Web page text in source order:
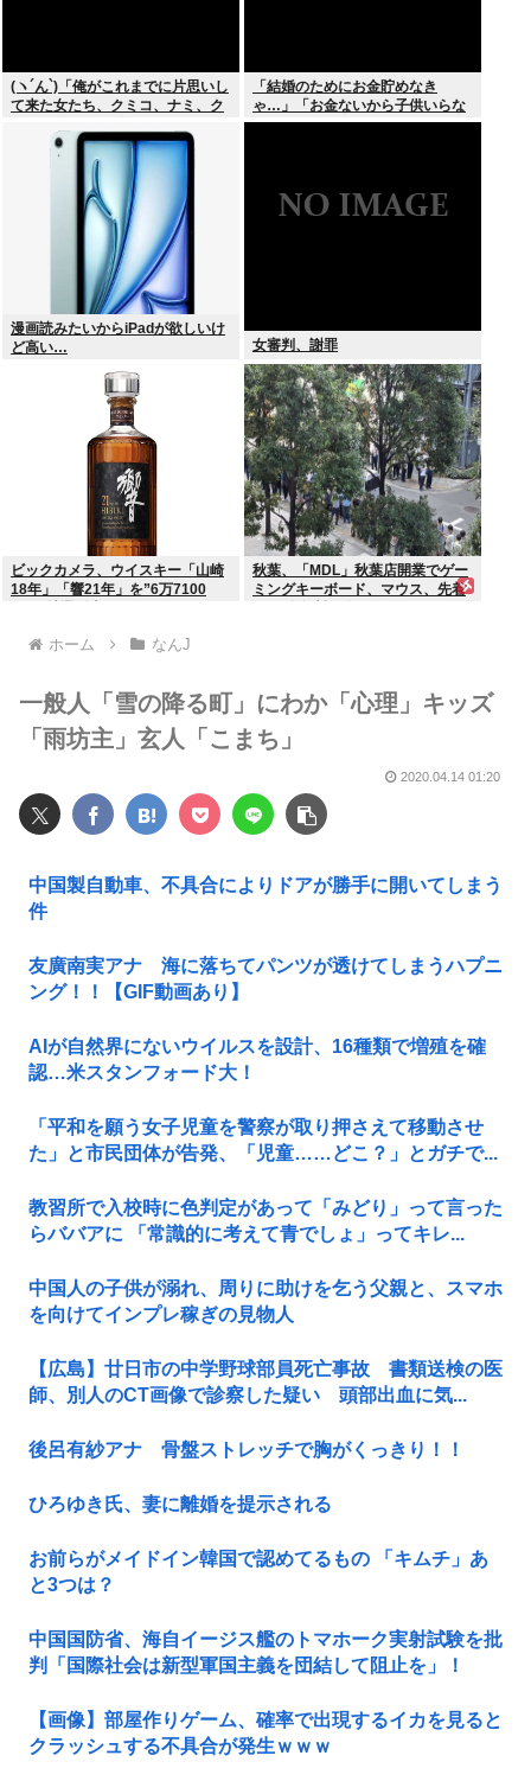
(ヽ´ん`)「俺がこれまでに片思いし
て来た女たち、クミコ、ナミ、ク
オリ、ユカリ…」
「結婚のためにお金貯めなき
ゃ…」「お金ないから子供いらな
い」←こいつら
漫画読みたいからiPadが欲しいけ
ど高い…
女審判、謝罪
ビックカメラ、ウイスキー「山崎
18年」「響21年」を”6万7100
秋葉、「MDL」秋葉店開業でゲー
ミングキーボード、マウス、先着
ホーム なんJ
一般人「雪の降る町」にわか「心理」キッズ
「雨坊主」玄人「こまち」
2020.04.14 01:20
中国製自動車、不具合によりドアが勝手に開いてしまう
件
友廣南実アナ 海に落ちてパンツが透けてしまうハプニ
ング！！【GIF動画あり】
AIが自然界にないウイルスを設計、16種類で増殖を確
認…米スタンフォード大！
「平和を願う女子児童を警察が取り押さえて移動させ
た」と市民団体が告発、「児童……どこ？」とガチで...
教習所で入校時に色判定があって「みどり」って言った
らババアに 「常識的に考えて青でしょ」ってキレ...
中国人の子供が溺れ、周りに助けを乞う父親と、スマホ
を向けてインプレ稼ぎの見物人
【広島】廿日市の中学野球部員死亡事故 書類送検の医
師、別人のCT画像で診察した疑い 頭部出血に気...
後呂有紗アナ 骨盤ストレッチで胸がくっきり！！
ひろゆき氏、妻に離婚を提示される
お前らがメイドイン韓国で認めてるもの 「キムチ」あ
と3つは？
中国国防省、海自イージス艦のトマホーク実射試験を批
判「国際社会は新型軍国主義を団結して阻止を」！
【画像】部屋作りゲーム、確率で出現するイカを見ると
クラッシュする不具合が発生ｗｗｗ